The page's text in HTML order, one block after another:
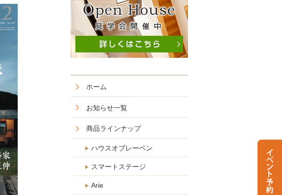
ホーム
お知らせ一覧
商品ラインナップ
ハウスオブレーベン
スマートステージ
Arie